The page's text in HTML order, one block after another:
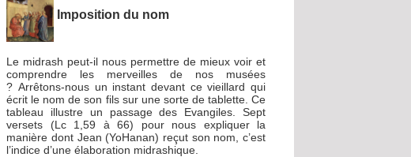
Imposition du nom
Le midrash peut-il nous permettre de mieux voir et
comprendre les merveilles de nos musées
? Arrêtons-nous un instant devant ce vieillard qui
écrit le nom de son fils sur une sorte de tablette. Ce
tableau illustre un passage des Evangiles. Sept
versets (Lc 1,59 à 66) pour nous expliquer la
manière dont Jean (YoHanan) reçut son nom, c’est
l’indice d’une élaboration midrashique.